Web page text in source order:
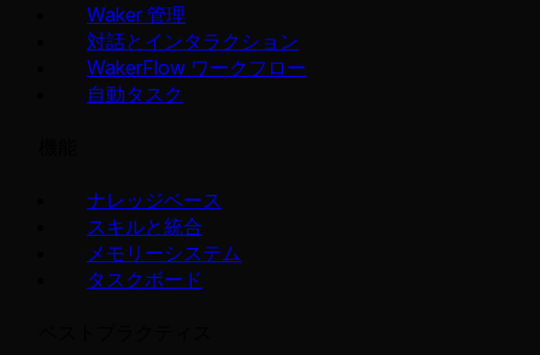
Waker 管理
対話とインタラクション
WakerFlow ワークフロー
自動タスク
ナレッジベース
スキルと統合
メモリーシステム
タスクボード